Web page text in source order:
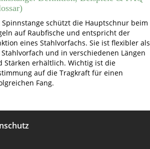
Spinnstange schützt die Hauptschnur beim
auf Raubfische und entspricht der
eines Stahlvorfachs. Sie ist flexibler als
und in verschiedenen Längen
Stärken erhältlich. Wichtig ist die
auf die Tragkraft für einen
Fang.